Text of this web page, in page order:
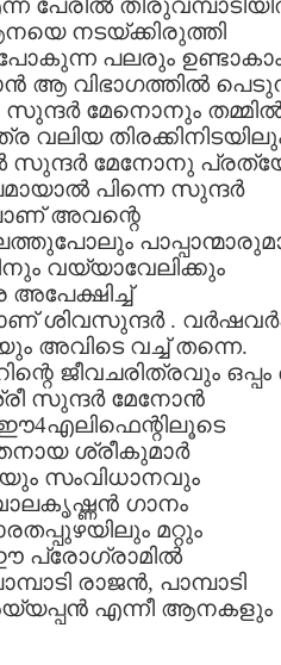
നടയ്ക്കിരുത്തി
പലരും
ആ വിഭാഗത്തില്‍
മേനൊനും
സുന്ദര്‍ മേനോനു
പിന്നെ സുന്ദര്‍
അവന്റെ
വയ്യാവേലിക്കും
ശിവസുന്ദര്‍ .
വച്ച്‌ തന്നെ.
ജീവചരിത്രവും
സുന്ദര്‍ മേനോന്‍
ശ്രീകുമാര്‍
സംവിധാനവും
ഗാനം
മറ്റും
ഈ പ്രോഗ്രാമില്‍
രാജന്‍, പാമ്പാടി
എന്നീ ആനകളും